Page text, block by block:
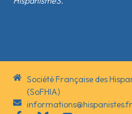
Société Française des
(SoFHIA)
informations@hispanistes.fr